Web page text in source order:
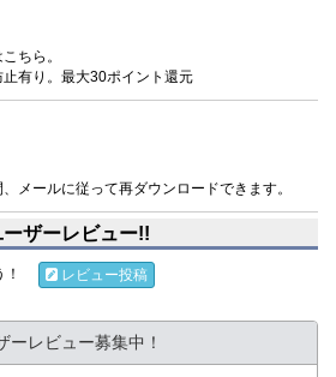
ちら。
有り。最大30ポイント還元
メールに従って再ダウンロードできます。
ーザーレビュー!!
！
レビュー投稿
ーレビュー募集中！